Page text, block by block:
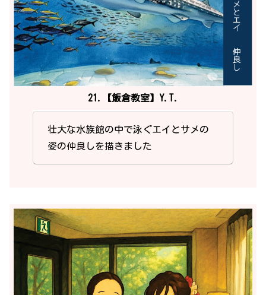
21.【飯倉教室】Y.T.
壮大な水族館の中で泳ぐエイとサメの
姿の仲良しを描きました